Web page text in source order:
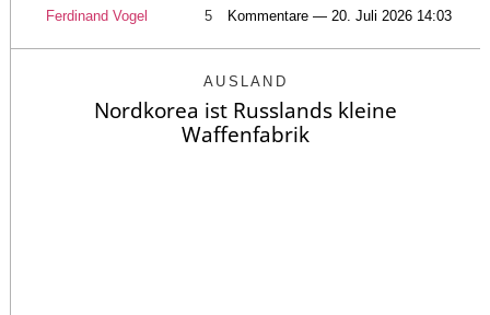
Ferdinand Vogel 5 Kommentare — 20. Juli 2026 14:03
AUSLAND
Nordkorea ist Russlands kleine
Waffenfabrik